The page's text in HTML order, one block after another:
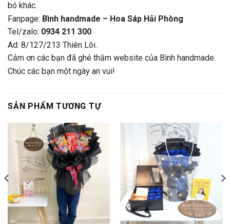
bó khác.
Fanpage: Bình handmade – Hoa Sáp Hải Phòng
Tel/zalo: 0934 211 300
Ad: 8/127/213 Thiên Lôi.
Cảm ơn các bạn đã ghé thăm website của Bình handmade.
Chúc các bạn một ngày an vui!
SẢN PHẨM TƯƠNG TỰ